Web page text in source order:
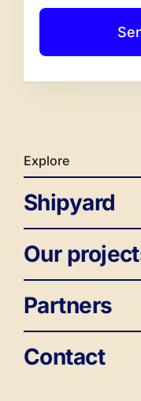
Explore
Shipyard
Our
Partners
Contact